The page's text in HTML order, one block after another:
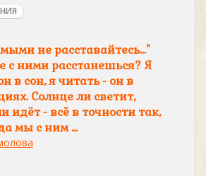
не расставайтесь..."
с ними расстанешься? Я
в сон, я читать - он в
Солнце ли светит,
идёт - всё в точности так,
мы с ним ...